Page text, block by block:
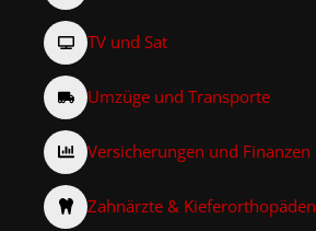
TV und Sat
Umzüge und Transporte
Versicherungen und Finanzen
Zahnärzte & Kieferorthopäden